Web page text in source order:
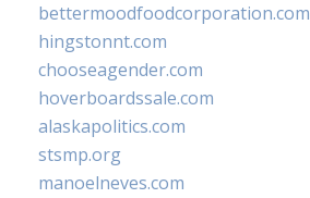
bettermoodfoodcorporation.com
hingstonnt.com
chooseagender.com
hoverboardssale.com
alaskapolitics.com
stsmp.org
manoelneves.com